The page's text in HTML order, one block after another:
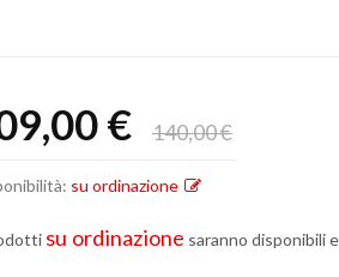
€ 140,00 €
su ordinazione
su ordinazione saranno disponibili